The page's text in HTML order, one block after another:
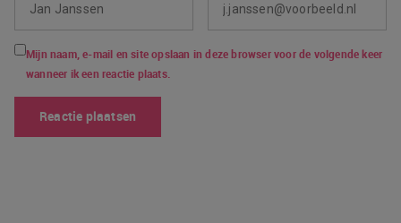
Mijn naam, e-mail en site opslaan in deze browser voor de volgende keer
wanneer ik een reactie plaats.